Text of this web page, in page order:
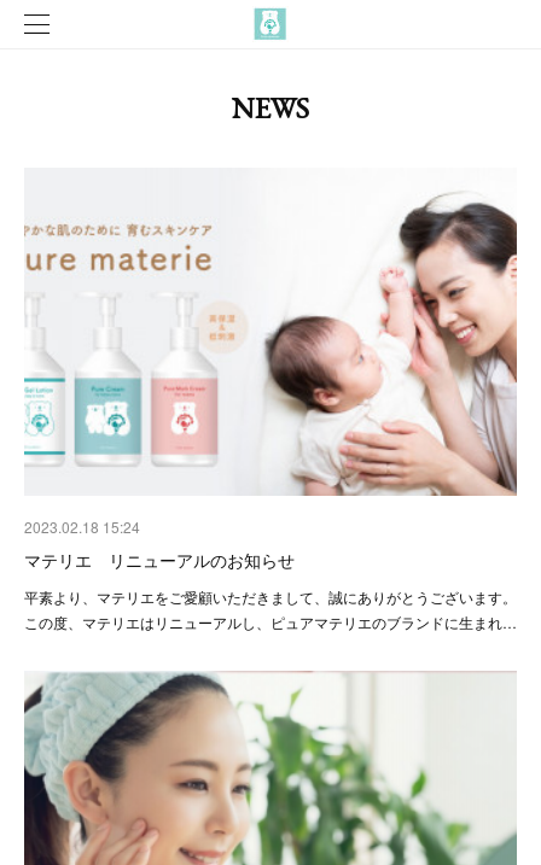
NEWS
2023.02.18 15:24
マテリエ リニューアルのお知らせ
平素より、マテリエをご愛顧いただきまして、誠にありがとうございます。
この度、マテリエはリニューアルし、ピュアマテリエのブランドに生まれ…